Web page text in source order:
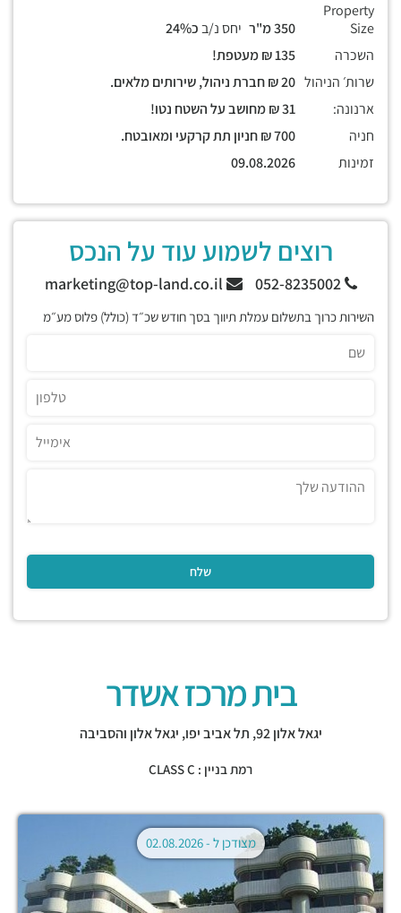
Property
Size
יחס נ/בכ24%
השכרה
שרות׳ הניהול
ארנונה:
חניה
זמינות
רוצים לשמוע עוד על הנכס
052-8235002
השירות כרוך בתשלום עמלת תיווך בסך חודש שכ״ד (כולל) פלוס מע״מ
בית מרכז אשדר
יגאל אלון 92, תל אביב יפו, יגאל אלון והסביבה
רמת בניין : CLASS C
מצודכן ל -02.08.2026